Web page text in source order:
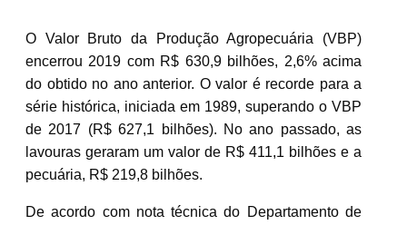
O Valor Bruto da Produção Agropecuária (VBP)
encerrou 2019 com R$ 630,9 bilhões, 2,6% acima
do obtido no ano anterior. O valor é recorde para a
série histórica, iniciada em 1989, superando o VBP
de 2017 (R$ 627,1 bilhões). No ano passado, as
lavouras geraram um valor de R$ 411,1 bilhões e a
pecuária, R$ 219,8 bilhões.
De acordo com nota técnica do Departamento de